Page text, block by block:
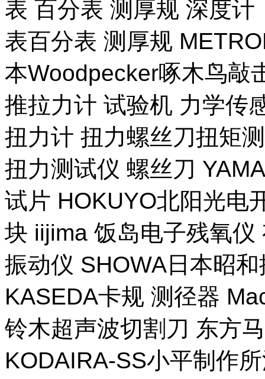
表 百分表 测厚规 深度
表百分表 测厚规
本Woodpecker啄木鸟敲
推拉力计 试验机 力学传
扭力计 扭力螺丝刀扭矩
扭力测试仪 螺丝刀
试片 HOKUYO北阳光电
块 iijima 饭岛电子残氧
振动仪 SHOWA日本昭
KASEDA卡规 测径器
铃木超声波切割刀 东方
KODAIRA-SS小平制作